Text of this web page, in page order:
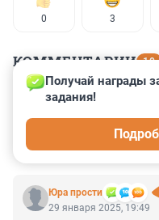
0 3
КОММЕНТАРИИ 10
Гость
Чечину покормите она
Юра прости
Получай награды
задания!
29 января 2025, 19:49